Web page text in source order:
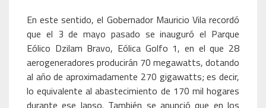
En este sentido, el Gobernador Mauricio Vila recordó
que el 3 de mayo pasado se inauguró el Parque
Eólico Dzilam Bravo, Eólica Golfo 1, en el que 28
aerogeneradores producirán 70 megawatts, dotando
al año de aproximadamente 270 gigawatts; es decir,
lo equivalente al abastecimiento de 170 mil hogares
durante ese lapso. También se anunció que en los